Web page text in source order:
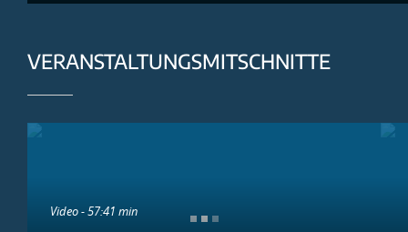
VERANSTALTUNGSMITSCHNITTE
Video - 57:41 min